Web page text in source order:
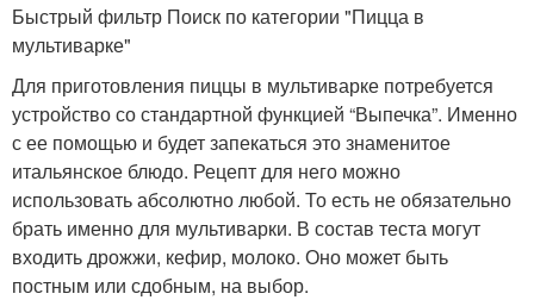
Быстрый фильтр Поиск по категории "Пицца в
мультиварке"
Для приготовления пиццы в мультиварке потребуется
устройство со стандартной функцией “Выпечка”. Именно
с ее помощью и будет запекаться это знаменитое
итальянское блюдо. Рецепт для него можно
использовать абсолютно любой. То есть не обязательно
брать именно для мультиварки. В состав теста могут
входить дрожжи, кефир, молоко. Оно может быть
постным или сдобным, на выбор.